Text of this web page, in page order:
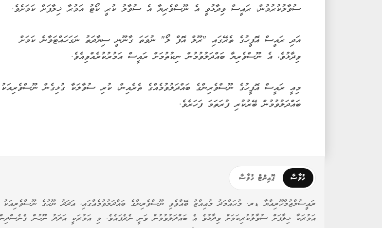
ސުވާލުކުރުމުން، ރައީސް ވިދާޅުވީ އެ ނޫސްވެރިޔާ އެ ސުވާލު ކުރީ ކޯޓު އަމުރާ ޚިލާފަށް ކަމަށެވެ.
އަދި ރައީސް އޮފީހުގެ ތެރޭގައި "ރޫލް އޮފް ލޯ" ނުވަތަ ގާނޫނީ ސިޔާދަތު ނަގަހައްޓަވާނެ ކަމަށް
ވިދާޅުވެ، އެ ނޫސްވެރިޔާ ބައްދަލުވުމުން ނިކުތުމަށް ރައީސް އަމުރުކުރެއްވިއެވެ.
މިއީ ރައީސް އޮފީހުގެ ނޫސްވެރިންގެ ބައްދަލުވުމެއްގެ ތެރެއިން، ކުރި ސުވާލަކާ ގުޅިގެން ނޫސްވެރިއަކު
ބައްދަލުވުމުން ބޭރުކުރި ފުރަތަމަ ފަހަރެވެ.
ޚުލާސާ ޕޮއިންޓް ޚުލާސާ
ރައީސުލްޖުމްހޫރިއްޔާ ޑރ. މުޙައްމަދު މުޢިއްޒު ބޭއްވެވި ނޫސްވެރިންގެ ބައްދަލުވުމެއްގައި، އަދަދު ނޫހުގެ ނޫސްވެރިއަކު
އަމުރަކާ ޚިލާފަށް ސުވާލުކުރިކަމަށް ވިދާޅުވެ އެ ބައްދަލުވުމުން ވަނީ ނެރެފައެވެ. މި އަމުރަކީ އަދަދު ނޫހުން